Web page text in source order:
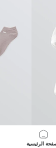
الرئيسية